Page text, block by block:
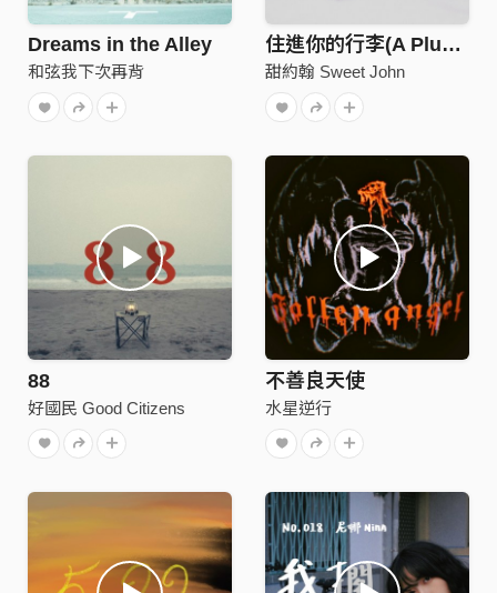
Dreams in the Alley
和弦我下次再背
住進你的行李(A Plus Ver.)
甜約翰 Sweet John
88
好國民 Good Citizens
不善良天使
水星逆行